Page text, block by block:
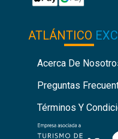
ATLÁNTICO
Acerca De
Preguntas
Términos Y